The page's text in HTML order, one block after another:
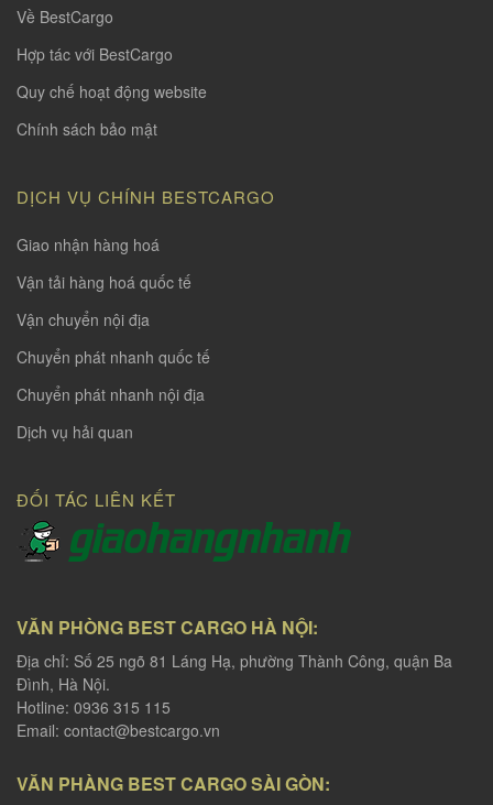
Về BestCargo
Hợp tác với BestCargo
Quy chế hoạt động website
Chính sách bảo mật
DỊCH VỤ CHÍNH BESTCARGO
Giao nhận hàng hoá
Vận tải hàng hoá quốc tế
Vận chuyển nội địa
Chuyển phát nhanh quốc tế
Chuyển phát nhanh nội địa
Dịch vụ hải quan
ĐỐI TÁC LIÊN KẾT
VĂN PHÒNG BEST CARGO HÀ NỘI:
Địa chỉ: Số 25 ngõ 81 Láng Hạ, phường Thành Công, quận Ba
Đình, Hà Nội.
Hotline: 0936 315 115
Email: contact@bestcargo.vn
VĂN PHÀNG BEST CARGO SÀI GÒN: